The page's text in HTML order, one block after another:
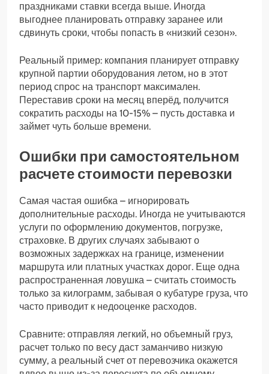
праздниками ставки всегда выше. Иногда
выгоднее планировать отправку заранее или
сдвинуть сроки, чтобы попасть в «низкий сезон».
Реальный пример: компания планирует отправку
крупной партии оборудования летом, но в этот
период спрос на транспорт максимален.
Переставив сроки на месяц вперёд, получится
сократить расходы на 10-15% – пусть доставка и
займет чуть больше времени.
Ошибки при самостоятельном
расчете стоимости перевозки
Самая частая ошибка – игнорировать
дополнительные расходы. Иногда не учитываются
услуги по оформлению документов, погрузке,
страховке. В других случаях забывают о
возможных задержках на границе, изменении
маршрута или платных участках дорог. Еще одна
распространенная ловушка – считать стоимость
только за килограмм, забывая о кубатуре груза, что
часто приводит к недооценке расходов.
Сравните: отправляя легкий, но объемный груз,
расчет только по весу даст заманчиво низкую
сумму, а реальный счет от перевозчика окажется